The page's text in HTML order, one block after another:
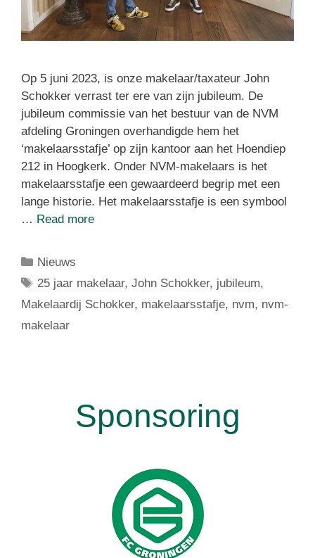
Op 5 juni 2023, is onze makelaar/taxateur John
Schokker verrast ter ere van zijn jubileum. De
jubileum commissie van het bestuur van de NVM
afdeling Groningen overhandigde hem het
‘makelaarsstafje’ op zijn kantoor aan het Hoendiep
212 in Hoogkerk. Onder NVM-makelaars is het
makelaarsstafje een gewaardeerd begrip met een
lange historie. Het makelaarsstafje is een symbool
… Read more
Nieuws
25 jaar makelaar,John Schokker, jubileum,
Makelaardij Schokker, makelaarsstafje, nvm, nvm-
makelaar
Sponsoring